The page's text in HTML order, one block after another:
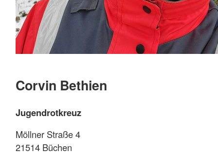
Corvin Bethien
Jugendrotkreuz
Möllner Straße 4
21514 Büchen